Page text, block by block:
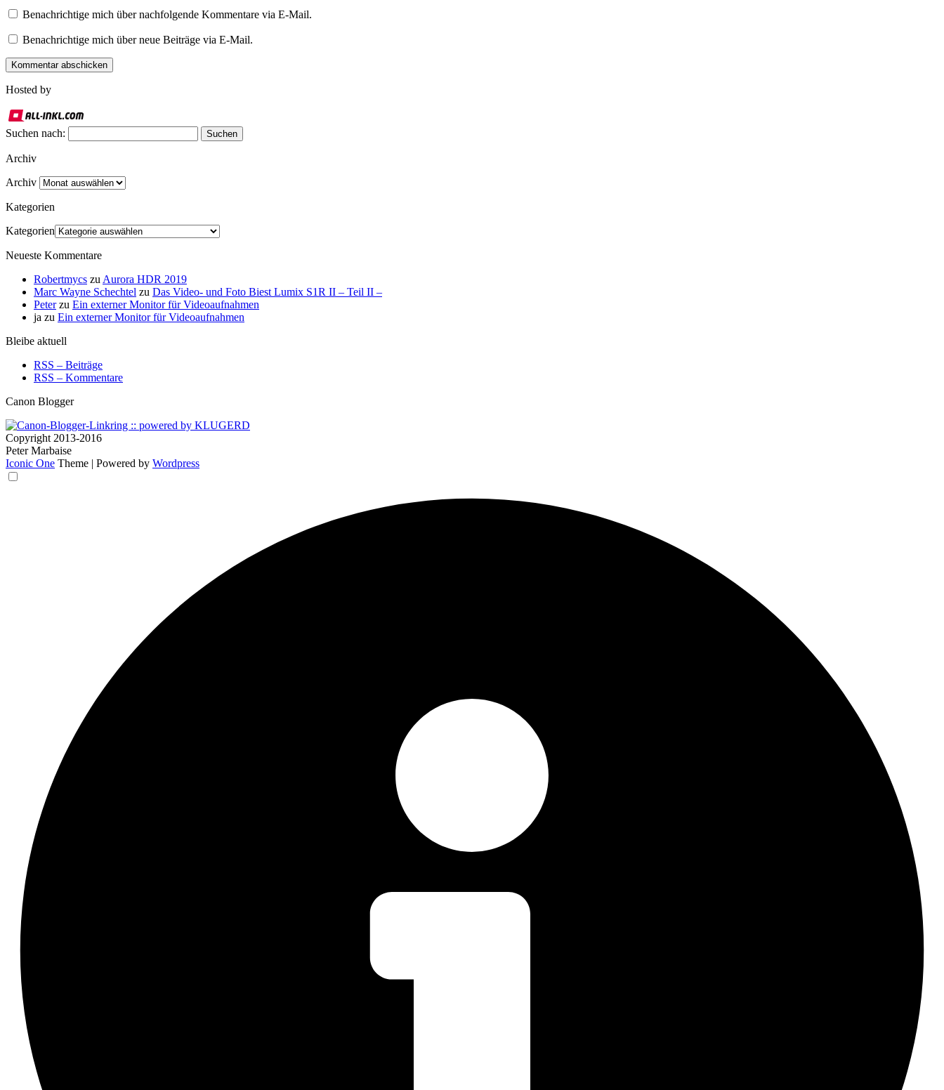
Benachrichtige mich über nachfolgende Kommentare via E-Mail.
Benachrichtige mich über neue Beiträge via E-Mail.
Hosted by
Suchen nach:
Archiv
Archiv
Kategorien
Kategorien
Neueste Kommentare
Robertmycs zu Aurora HDR 2019
Marc Wayne Schechtel zu Das Video- und Foto Biest Lumix S1R II – Teil II –
Peterzu Ein externer Monitor für Videoaufnahmen
ja zu Ein externer Monitor für Videoaufnahmen
Bleibe aktuell
RSS – Beiträge
RSS – Kommentare
Canon Blogger
Copyright 2013-2016
Peter Marbaise
Iconic One Theme | Powered by Wordpress